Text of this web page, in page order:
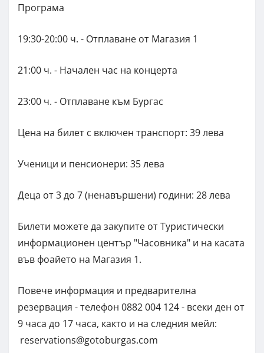
Програма
19:30-20:00 ч. - Отплаване от Магазия 1
21:00 ч. - Начален час на концерта
23:00 ч. - Отплаване към Бургас
Цена на билет с включен транспорт: 39 лева
Ученици и пенсионери: 35 лева
Деца от 3 до 7 (ненавършени) години: 28 лева
Билети можете да закупите от Туристически
информационен център "Часовника" и на касата
във фоайето на Магазия 1.
Повече информация и предварителна
резервация - телефон 0882 004 124 - всеки ден от
9 часа до 17 часа, както и на следния мейл:
reservations@gotoburgas.com